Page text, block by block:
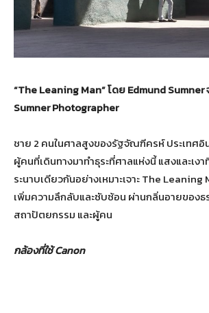
“The Leaning Man”โดยEdmund Sumner
Sumner Photographer
ชาย 2 คนในศาลสูงของรัฐจัณฑีครห์ ประเทศอิ
ผู้คนที่เดินทางมาทำธุระที่ศาลแห่งนี้ แสงและเง
ระนาบเดียวกันอย่างเหมาะเจาะ The
เพิ่มความลึกลับและซับซ้อน ผ่านกลิ่นอายของธ
สถาปัตยกรรม และผู้คน
กล้องที่ใช้Canon